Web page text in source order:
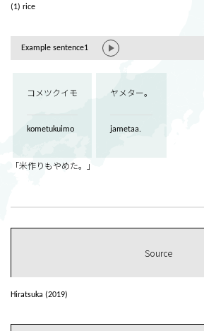
(1) rice
Example sentence1
コメツクイモ
kometukuimo
ヤメター。
jametaa.
「米作りもやめた。」
Source
Hiratsuka (2019)